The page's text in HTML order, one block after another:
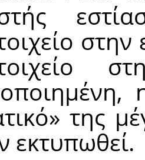
»της
εκτυπωθεί.